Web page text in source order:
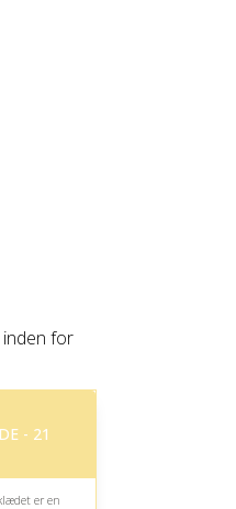
inden for
- 21
er en